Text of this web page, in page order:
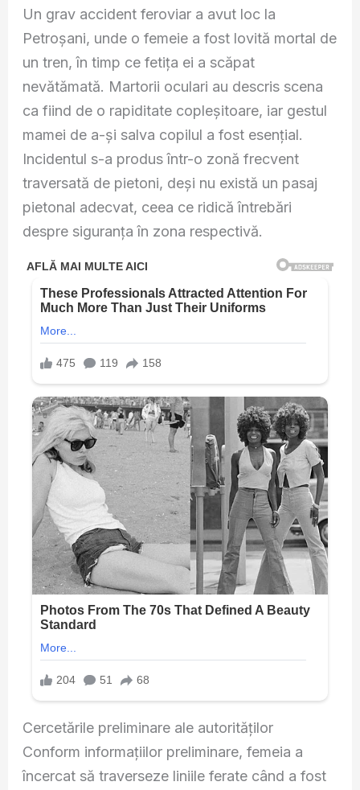
Un grav accident feroviar a avut loc la
Petroșani, unde o femeie a fost lovită mortal de
un tren, în timp ce fetița ei a scăpat
nevătămată. Martorii oculari au descris scena
ca fiind de o rapiditate copleșitoare, iar gestul
mamei de a-și salva copilul a fost esențial.
Incidentul s-a produs într-o zonă frecvent
traversată de pietoni, deși nu există un pasaj
pietonal adecvat, ceea ce ridică întrebări
despre siguranța în zona respectivă.
Cercetările preliminare ale autorităților
Conform informațiilor preliminare, femeia a
încercat să traverseze liniile ferate când a fost